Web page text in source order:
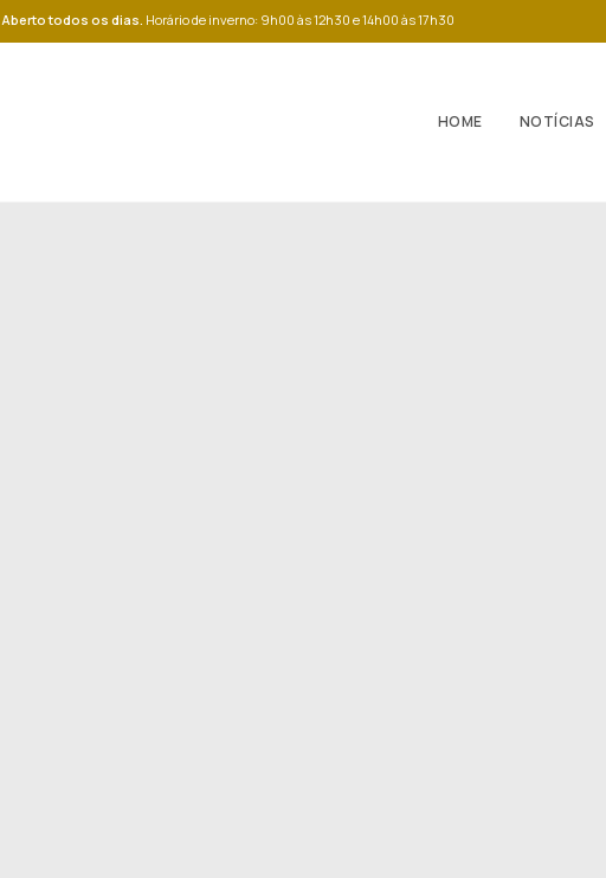
Aberto todos os dias. Horário de inverno: 9h00 às 12h30 e 14h00 às 17h30
HOME NOTÍCIAS